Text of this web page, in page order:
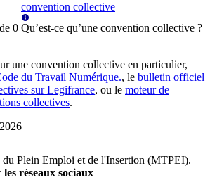
0
convention collective
Qu’est-ce qu’une convention collective ?
une convention collective en particulier,
du Travail Numérique., le bulletin officiel
sur Legifrance, ou le moteur de
collectives.
Plein Emploi et de l'Insertion (MTPEI).
réseaux sociaux